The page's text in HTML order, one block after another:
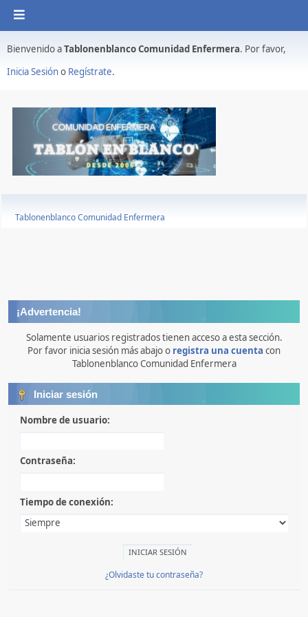
Bienvenido aTablonenblanco Comunidad Enfermera. Por favor,
Inicia Sesióno Regístrate.
Tablonenblanco Comunidad Enfermera
¡Advertencia!
Solamente usuarios registrados tienen acceso a esta sección.
Por favor inicia sesión más abajo o registra una cuenta con
Tablonenblanco Comunidad Enfermera
Iniciar sesión
Nombre de usuario:
Contraseña:
Tiempo de conexión:
¿Olvidaste tu contraseña?